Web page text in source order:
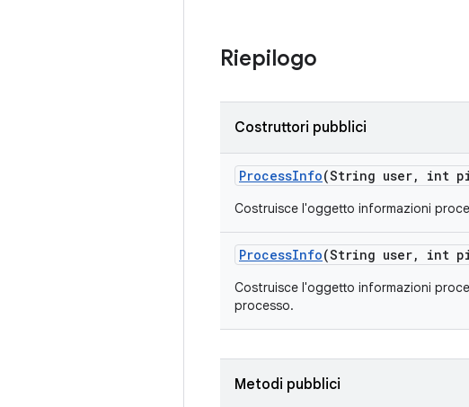
Riepilogo
Costruttori pubblici
ProcessInfo(String user, int
Costruisce l'oggetto informazioni
ProcessInfo(String user, int
Costruisce l'oggetto informazioni
processo.
Metodi pubblici